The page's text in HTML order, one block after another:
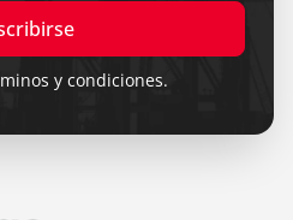
y condiciones.